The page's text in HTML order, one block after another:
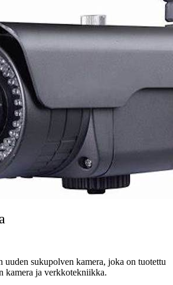
uuden sukupolven kamera, joka on tuotettu
kamera ja verkkotekniikka.